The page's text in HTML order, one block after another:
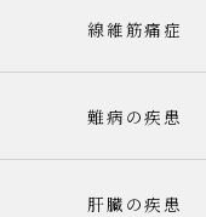
線維筋痛症
難病の疾患
肝臓の疾患